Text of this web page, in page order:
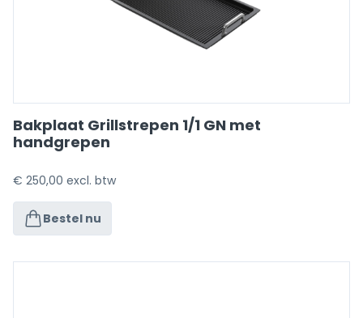
Bakplaat Grillstrepen 1/1 GN met
handgrepen
€ 250,00 excl. btw
Bestel nu